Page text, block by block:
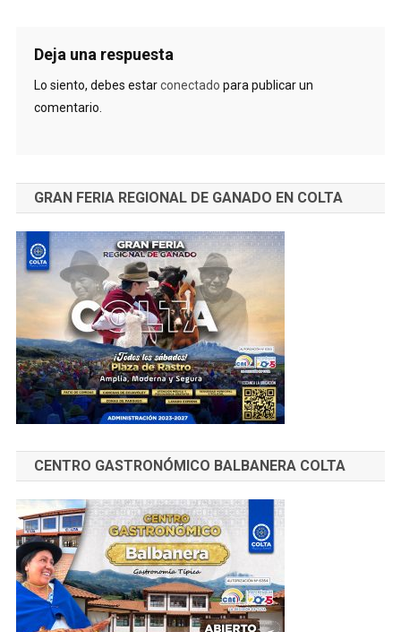
Deja una respuesta
Lo siento, debes estarconectado para publicar un
comentario.
GRAN FERIA REGIONAL DE GANADO EN COLTA
CENTRO GASTRONÓMICO BALBANERA COLTA